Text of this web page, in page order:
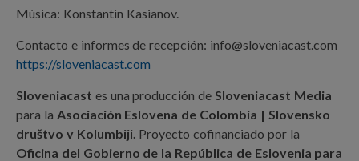
Música: Konstantin Kasianov.
Contacto e informes de recepción: info@sloveniacast.com
https://sloveniacast.com
Sloveniacast es una producción de Sloveniacast Media
para la Asociación Eslovena de Colombia | Slovensko
društvo v Kolumbiji. Proyecto cofinanciado por la
Oficina del Gobierno de la República de Eslovenia para